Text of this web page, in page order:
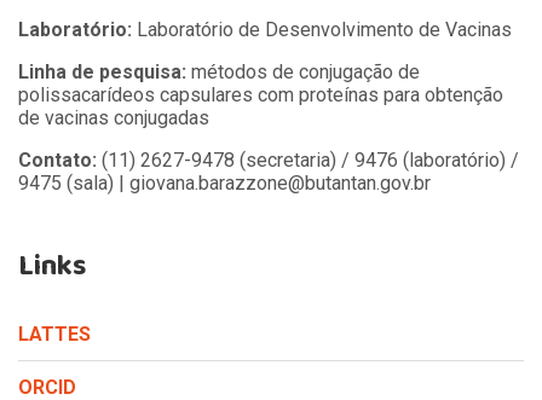
Laboratório: Laboratório de Desenvolvimento de Vacinas
Linha de pesquisa: métodos de conjugação de
polissacarídeos capsulares com proteínas para obtenção
de vacinas conjugadas
Contato: (11) 2627-9478 (secretaria) / 9476 (laboratório) /
9475 (sala) | giovana.barazzone@butantan.gov.br
Links
LATTES
ORCID